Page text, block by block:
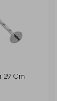
29 Cm